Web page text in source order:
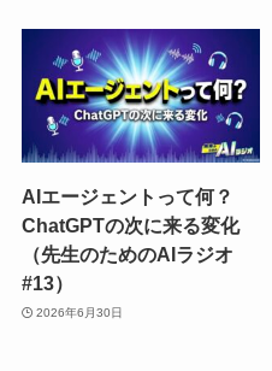
AIエージェントって何？
ChatGPTの次に来る変化
（先生のためのAIラジオ
#13）
2026年6月30日